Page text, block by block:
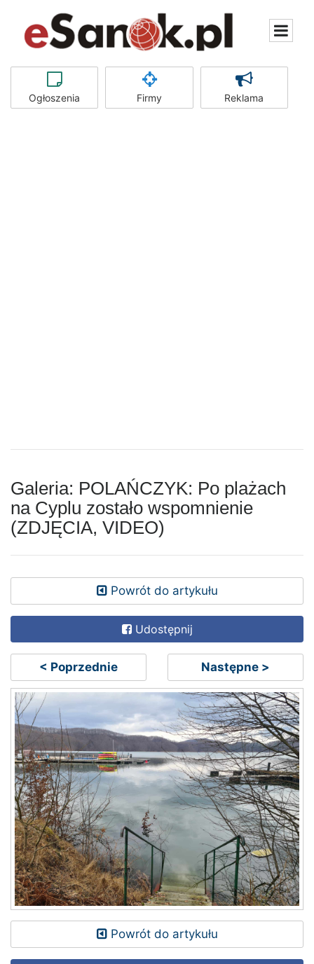
Ogłoszenia Firmy Reklama
Galeria: POLAŃCZYK: Po plażach
na Cyplu zostało wspomnienie
(ZDJĘCIA, VIDEO)
Powrót do artykułu
Udostępnij
< Poprzednie Następne >
Powrót do artykułu